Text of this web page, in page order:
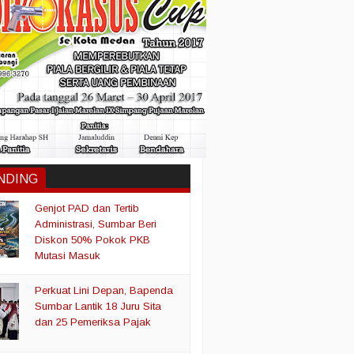
Genjot PAD dan Tertib
Administrasi, Sumbar Beri
Diskon 50% Pokok PKB
Mutasi Masuk
Perkuat Lini Depan, Bapenda
Sumbar Lantik 18 Juru Sita
dan 25 Pemeriksa Pajak